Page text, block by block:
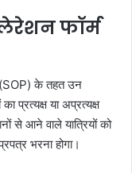
फॉर्म
(SOP) के तहत उन
प्रत्यक्ष या अप्रत्यक्ष
से आने वाले यात्रियों को
भरना होगा।